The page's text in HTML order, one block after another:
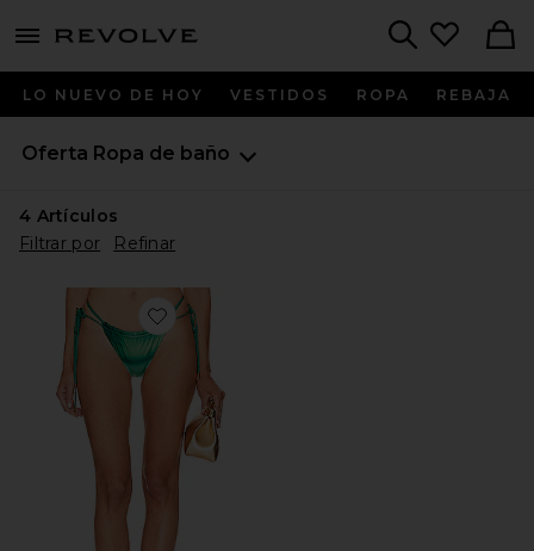
menu - shows more content
LO NUEVO DE HOY VESTIDOS ROPA REBAJA
Oferta Ropa de baño
4 Artículos
Filtrar por
Refinar
Favorite BRAGUITA BIKINI LULA